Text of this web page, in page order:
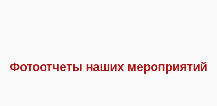
Фотоотчеты наших мероприятий